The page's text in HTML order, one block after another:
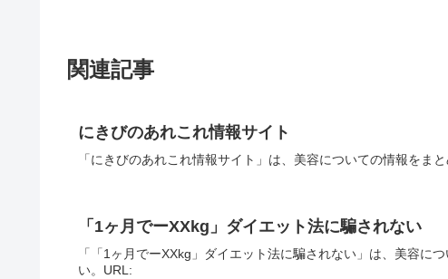
関連記事
にきびのあれこれ情報サイト
「にきびのあれこれ情報サイト」は、美容についての情報をま
「1ヶ月でーXXkg」ダイエット法に騙されない
「「1ヶ月でーXXkg」ダイエット法に騙されない」は、美容に
い。URL: